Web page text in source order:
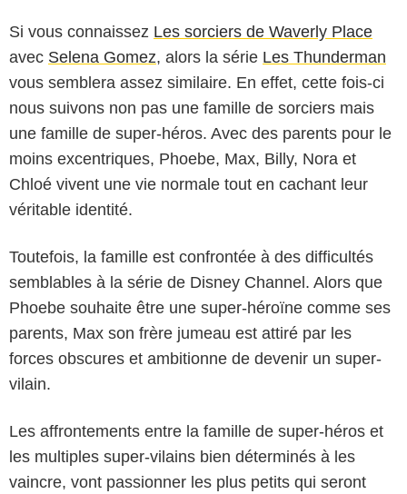
Si vous connaissez Les sorciers de Waverly Place
avec Selena Gomez, alors la série Les Thunderman
vous semblera assez similaire. En effet, cette fois-ci
nous suivons non pas une famille de sorciers mais
une famille de super-héros. Avec des parents pour le
moins excentriques, Phoebe, Max, Billy, Nora et
Chloé vivent une vie normale tout en cachant leur
véritable identité.
Toutefois, la famille est confrontée à des difficultés
semblables à la série de Disney Channel. Alors que
Phoebe souhaite être une super-héroïne comme ses
parents, Max son frère jumeau est attiré par les
forces obscures et ambitionne de devenir un super-
vilain.
Les affrontements entre la famille de super-héros et
les multiples super-vilains bien déterminés à les
vaincre, vont passionner les plus petits qui seront